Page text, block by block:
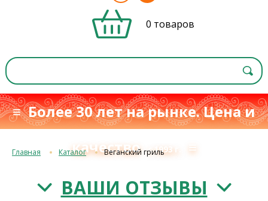
0 товаров
≡ Более 30 лет на рынке. Цена и
качествос 1993 г. ≡
Главная Каталог Веганский гриль
ВАШИ ОТЗЫВЫ